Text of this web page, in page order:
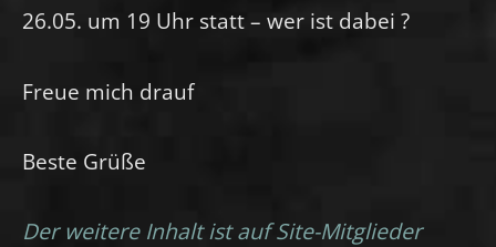
26.05. um 19 Uhr statt – wer ist dabei ?
Freue mich drauf
Beste Grüße
Der weitere Inhalt ist auf Site-Mitglieder